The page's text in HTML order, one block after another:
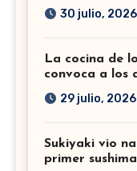
30 julio, 2026
La cocina de
convoca a los
29 julio, 2026
Sukiyaki vio
primer